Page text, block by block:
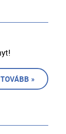
TOVÁBB »